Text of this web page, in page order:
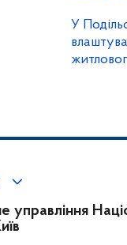
У
управління